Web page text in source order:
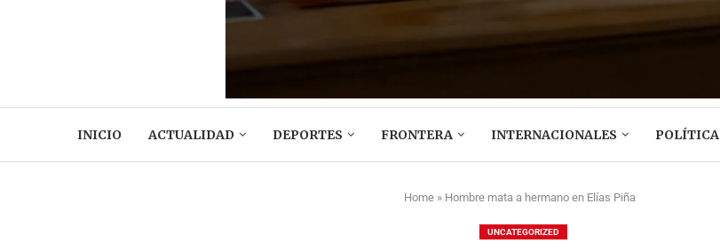
INICIO ACTUALIDAD DEPORTES FRONTERA INTERNACIONALES POLÍTICA
Home» Hombre mata a hermano en Elías Piña
UNCATEGORIZED